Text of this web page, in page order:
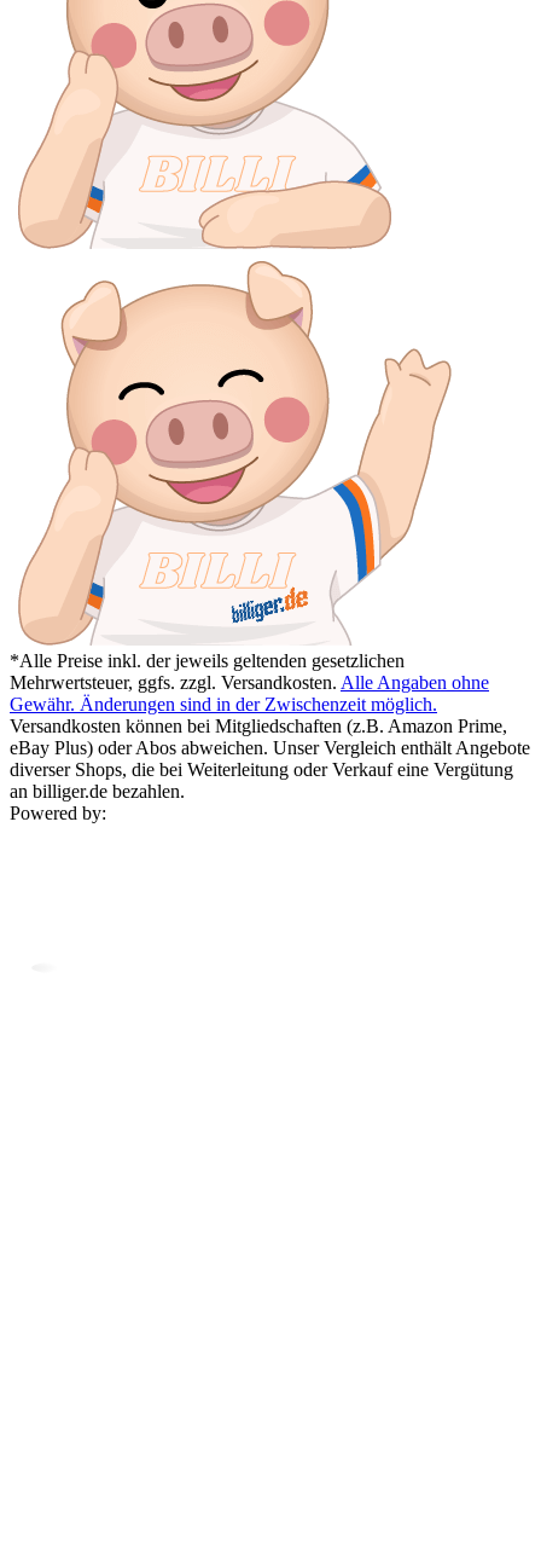
*Alle Preise inkl. der jeweils geltenden gesetzlichen
Mehrwertsteuer, ggfs. zzgl. Versandkosten. Alle Angaben ohne
Gewähr. Änderungen sind in der Zwischenzeit möglich.
Versandkosten können bei Mitgliedschaften (z.B. Amazon Prime,
eBay Plus) oder Abos abweichen. Unser Vergleich enthält Angebote
diverser Shops, die bei Weiterleitung oder Verkauf eine Vergütung
an billiger.de bezahlen.
Powered by: